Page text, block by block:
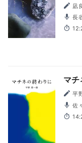
凪
長谷川育美, 坂田将吾, 三木眞一郎, 佐久間レイ, 宮川美
保, 斉
田夏海
マチ
平
佐々木望, 増田隆之, ゆきのさつき, 櫻庭有紗, 杉村憲司,
大泊
松尾一